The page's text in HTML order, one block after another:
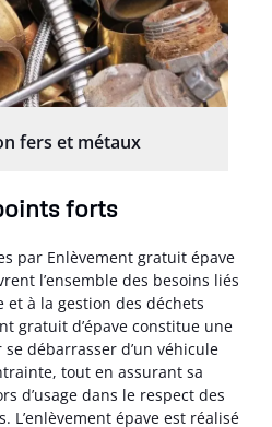
fers et métaux
forts
par Enlèvement gratuit épave
l’ensemble des besoins liés
et à la gestion des déchets
gratuit d’épave constitue une
débarrasser d’un véhicule
tout en assurant sa
d’usage dans le respect des
L’enlèvement épave est réalisé